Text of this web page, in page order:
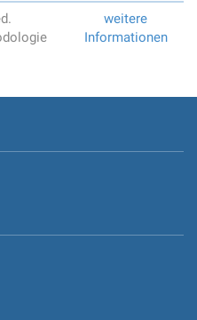
weitere
Informationen